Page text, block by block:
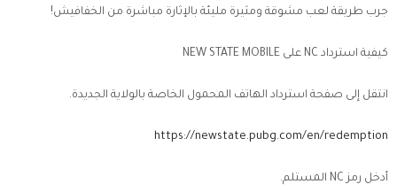
جرب طريقة لعب مشوقة ومثيرة مليئة بالإثارة مباشرة من الخفافيش!
كيفية استرداد NC على NEW STATE MOBILE
انتقل إلى صفحة استرداد الهاتف المحمول الخاصة بالولاية الجديدة.
https://newstate.pubg.com/en/redemption
أدخل رمز NC المستلم.